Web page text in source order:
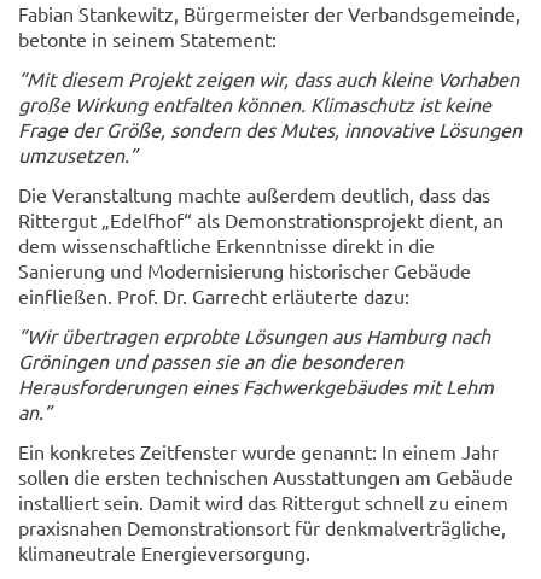
Fabian Stankewitz, Bürgermeister der Verbandsgemeinde,
betonte in seinem Statement:
“Mit diesem Projekt zeigen wir, dass auch kleine Vorhaben
große Wirkung entfalten können. Klimaschutz ist keine
Frage der Größe, sondern des Mutes, innovative Lösungen
umzusetzen.”
Die Veranstaltung machte außerdem deutlich, dass das
Rittergut „Edelfhof“ als Demonstrationsprojekt dient, an
dem wissenschaftliche Erkenntnisse direkt in die
Sanierung und Modernisierung historischer Gebäude
einfließen. Prof. Dr. Garrecht erläuterte dazu:
“Wir übertragen erprobte Lösungen aus Hamburg nach
Gröningen und passen sie an die besonderen
Herausforderungen eines Fachwerkgebäudes mit Lehm
an.”
Ein konkretes Zeitfenster wurde genannt: In einem Jahr
sollen die ersten technischen Ausstattungen am Gebäude
installiert sein. Damit wird das Rittergut schnell zu einem
praxisnahen Demonstrationsort für denkmalverträgliche,
klimaneutrale Energieversorgung.